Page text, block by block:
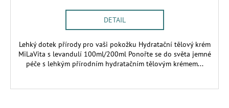
DETAIL
Lehký dotek přírody pro vaši pokožku Hydratační tělový krém
MiLaVita s levandulí 100ml/200ml Ponořte se do světa jemné
péče s lehkým přírodním hydratačním tělovým krémem...